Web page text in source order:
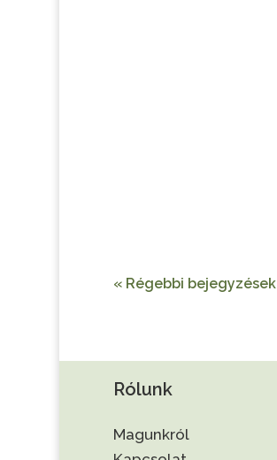
« Régebbi bejegyzések
Rólunk
Magunkról